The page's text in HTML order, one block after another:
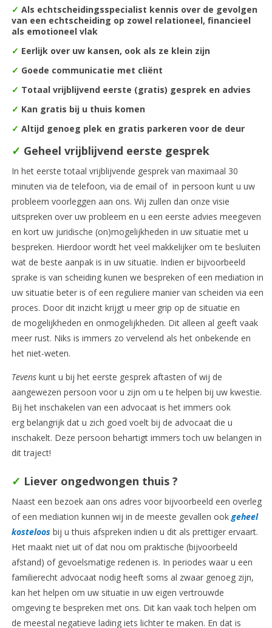
✓ Als echtscheidingsspecialist kennis over de gevolgen
van een echtscheiding op zowel relationeel, financieel
als emotioneel vlak
✓ Eerlijk over uw kansen, ook als ze klein zijn
✓ Goede communicatie met cliënt
✓ Totaal vrijblijvend eerste (gratis) gesprek en advies
✓ Kan gratis bij u thuis komen
✓ Altijd genoeg plek en gratis parkeren voor de deur
✓ Geheel vrijblijvend eerste gesprek
In het eerste totaal vrijblijvende gesprek van maximaal 30
minuten via de telefoon, via de email of in persoon kunt u uw
probleem voorleggen aan ons. Wij zullen dan onze visie
uitspreken over uw probleem en u een eerste advies meegeven
en kort uw juridische (on)mogelijkheden in uw situatie met u
bespreken. Hierdoor wordt het veel makkelijker om te besluiten
wat de beste aanpak is in uw situatie. Indien er bijvoorbeeld
sprake is van scheiding kunen we bespreken of een mediation in
uw situatie beter is of een reguliere manier van scheiden via een
proces. Door dit inzicht krijgt u meer grip op de situatie en
de mogelijkheden en onmogelijkheden. Dit alleen al geeft vaak
meer rust. Niks is immers zo vervelend als het onbekende en
het niet-weten.
Tevenskunt u bij het eerste gesprek aftasten of wij de
aangewezen persoon voor u zijn om u te helpen bij uw kwestie.
Bij het inschakelen van een advocaat is het immers ook
erg belangrijk dat u zich goed voelt bij de advocaat die u
inschakelt. Deze persoon behartigt immers toch uw belangen in
dit traject!
✓ Liever ongedwongen thuis ?
Naast een bezoek aan ons adres voor bijvoorbeeld een overleg
of een mediation kunnen wij in de meeste gevallen ookgeheel
kosteloos bij u thuis afspreken indien u dit als prettiger ervaart.
Het maakt niet uit of dat nou om praktische (bijvoorbeeld
afstand) of gevoelsmatige redenen is. In periodes waar u een
familierecht advocaat nodig heeft soms al zwaar genoeg zijn,
kan het helpen om uw situatie in uw eigen vertrouwde
omgeving te bespreken met ons. Dit kan vaak toch helpen om
de meestal negatieve lading iets lichter te maken. En dat is